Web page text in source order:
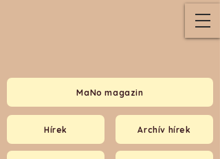
Hírek
MaNo magazin
Archív hírek